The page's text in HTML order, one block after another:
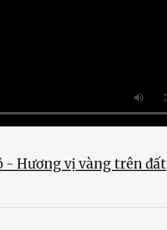
- Hương vị vàng trên đất